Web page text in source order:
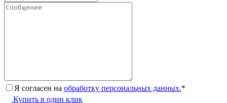
Я согласен на обработку персональных данных.*
Купить в один клик